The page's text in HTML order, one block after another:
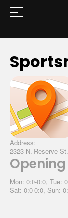
Address:
2323 N. Reserve
Mon: 0:0-0:0, Tue:
Sat: 0:0-0:0, Sun: